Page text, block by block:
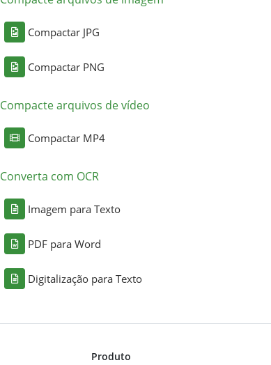
Compactar JPG
Compactar PNG
Compacte arquivos de vídeo
Compactar MP4
Converta com OCR
Imagem para Texto
PDF para Word
Digitalização para Texto
Produto